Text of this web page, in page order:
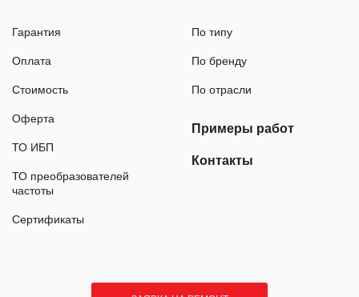
Гарантия
Оплата
Стоимость
Оферта
ТО ИБП
ТО преобразователей
частоты
Сертификаты
По типу
По бренду
По отрасли
Примеры работ
Контакты